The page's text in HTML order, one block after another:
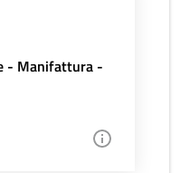
- Manifattura -